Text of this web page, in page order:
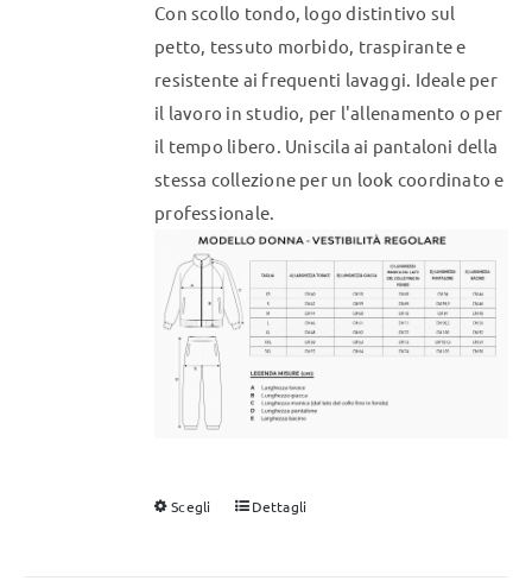
prodotto
Con scollo tondo, logo distintivo sul
petto, tessuto morbido, traspirante e
resistente ai frequenti lavaggi. Ideale per
il lavoro in studio, per l'allenamento o per
il tempo libero. Uniscila ai pantaloni della
stessa collezione per un look coordinato e
professionale.
Scegli
Questo
Dettagli